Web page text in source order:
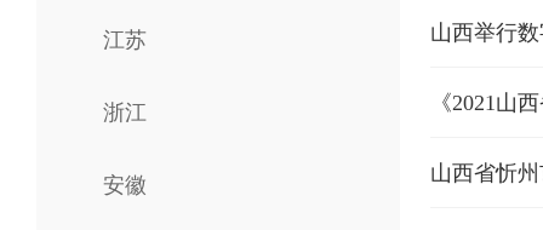
江苏
浙江
安徽
山西举行
《2021山
山西省忻